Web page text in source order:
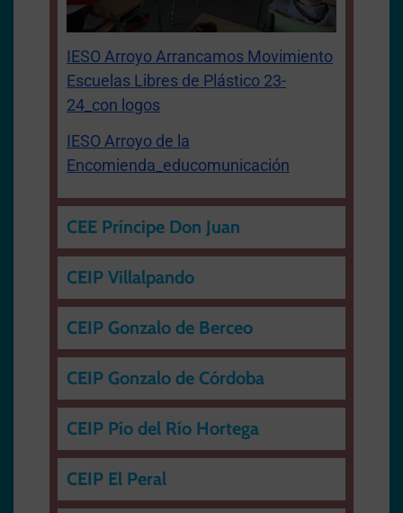
IESO Arroyo Arrancamos Movimiento
Escuelas Libres de Plástico 23-
24_con logos
IESO Arroyo de la
Encomienda_educomunicación
CEE Príncipe Don Juan
CEIP Villalpando
CEIP Gonzalo de Berceo
CEIP Gonzalo de Córdoba
CEIP Pío del Río Hortega
CEIP El Peral